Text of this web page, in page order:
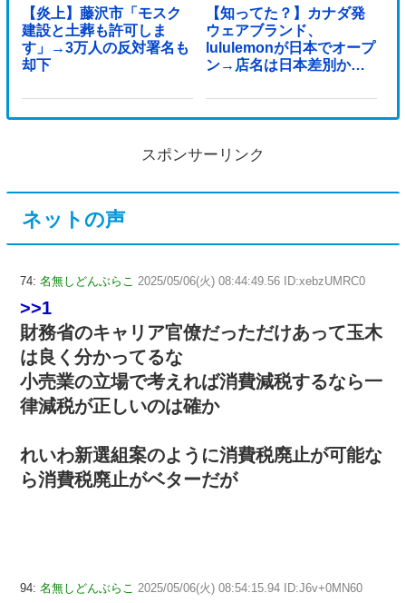
【炎上】藤沢市「モスク
建設と土葬も許可しま
す」→3万人の反対署名も
却下
【知ってた？】カナダ発
ウェアブランド、
lululemonが日本でオープ
ン→店名は日本差別から
スポンサーリンク
ネットの声
74: 名無しどんぶらこ 2025/05/06(火) 08:44:49.56 ID:xebzUMRC0
>>1
財務省のキャリア官僚だっただけあって玉木
は良く分かってるな
小売業の立場で考えれば消費減税するなら一
律減税が正しいのは確か
れいわ新選組案のように消費税廃止が可能な
ら消費税廃止がベターだが
94: 名無しどんぶらこ 2025/05/06(火) 08:54:15.94 ID:J6v+0MN60